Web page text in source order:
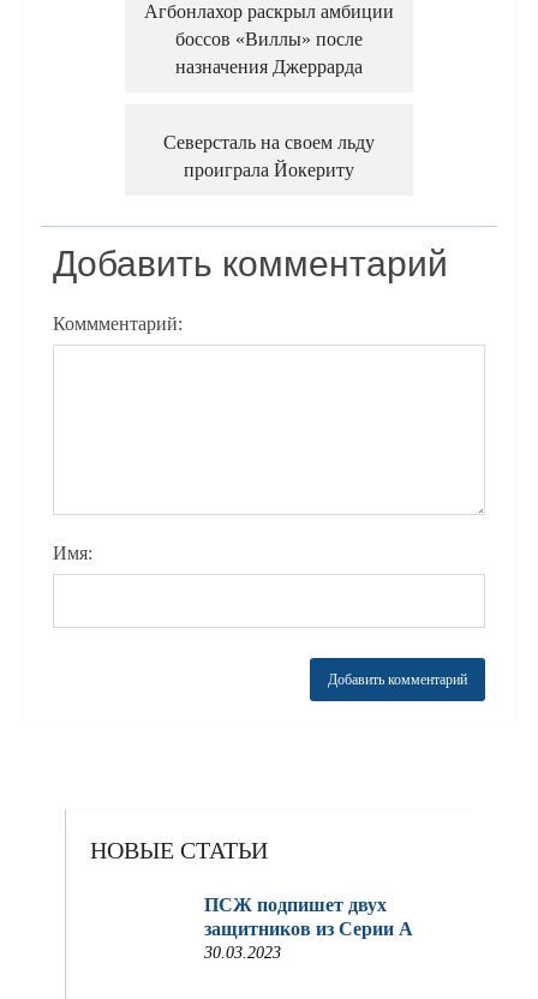
Агбонлахор раскрыл амбиции
боссов «Виллы» после
назначения Джеррарда
Северсталь на своем льду
проиграла Йокериту
Добавить комментарий
Коммментарий:
Имя:
НОВЫЕ СТАТЬИ
ПСЖ подпишет двух
защитников из Серии A
30.03.2023